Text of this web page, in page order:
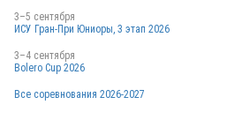
3–5 сентября
ИСУ Гран-При Юниоры, 3 этап 2026
3–4 сентября
Bolero Cup 2026
Все соревнования 2026-2027